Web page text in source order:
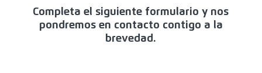
Completa el siguiente formulario y nos
pondremos en contacto contigo a la
brevedad.